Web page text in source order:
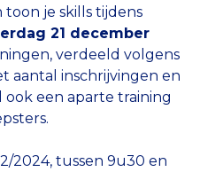
toon je skills tijdens
21 december
verdeeld volgens
aantal inschrijvingen en
een aparte training
2024, tussen 9u30 en